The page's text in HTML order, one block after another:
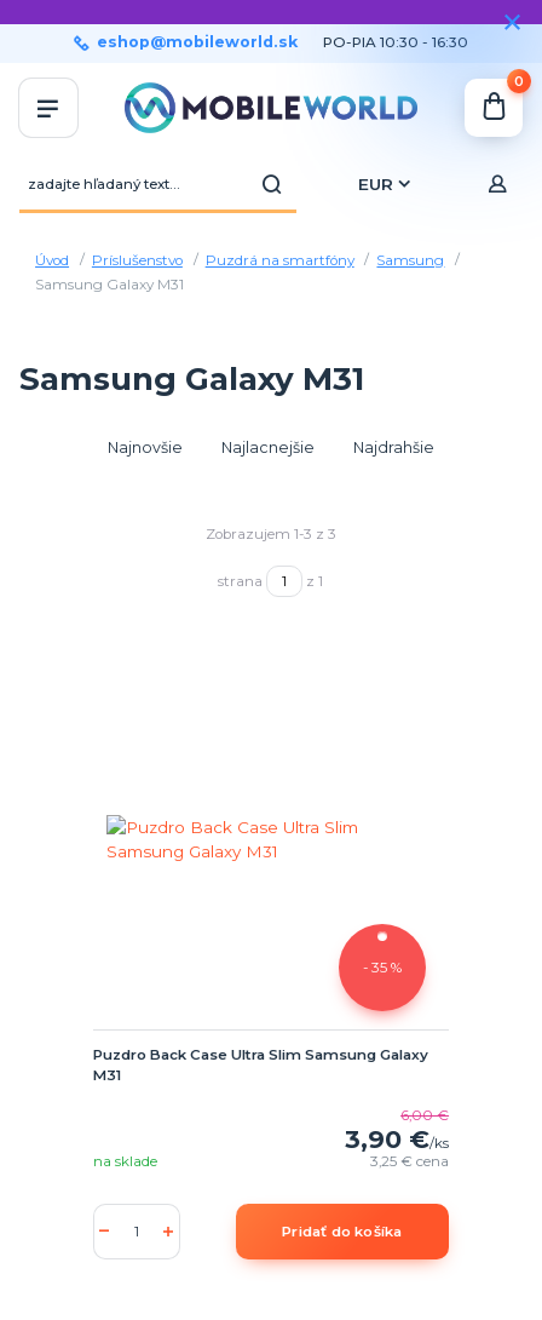
EUR
eshop@mobileworld.sk PO-PIA 10:30 - 16:30
0
Úvod Príslušenstvo Puzdrá na smartfóny
Samsung
Samsung Galaxy M31
Samsung Galaxy M31
Najnovšie Najlacnejšie Najdrahšie
Zobrazujem 1-3 z 3
strana z 1
- 35 %
Puzdro Back Case Ultra Slim Samsung Galaxy
M31
6,00 €
3,90 €/ks
3,25 €cena
na sklade
Pridať do košíka